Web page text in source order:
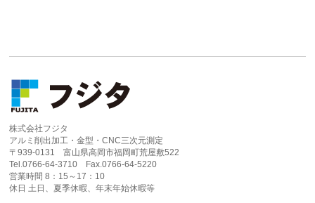
株式会社フジタ
アルミ削出加工・金型・CNC三次元測定
〒939-0131 富山県高岡市福岡町荒屋敷522
Tel.0766-64-3710 Fax.0766-64-5220
営業時間 8：15～17：10
休日 土日、夏季休暇、年末年始休暇等